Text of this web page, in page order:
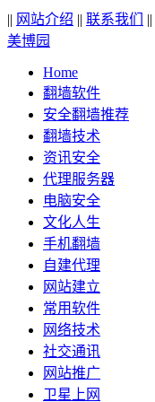
|| 网站介绍 || 联系我们 ||
美博园
Home
翻墙软件
安全翻墙推荐
翻墙技术
资讯安全
代理服务器
电脑安全
文化人生
手机翻墙
自建代理
网站建立
常用软件
网络技术
社交通讯
网站推广
卫星上网